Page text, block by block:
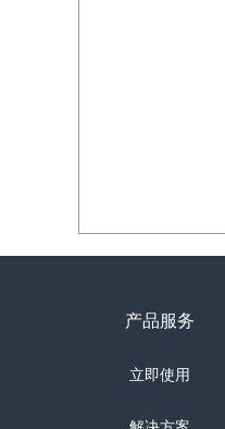
产品服务
立即使用